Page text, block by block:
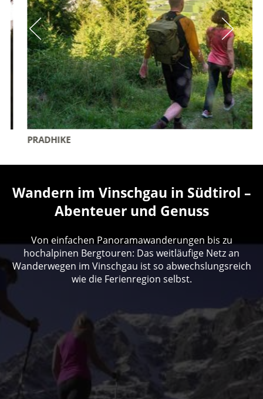
PRADHIKE
Wandern im Vinschgau in Südtirol –
Abenteuer und Genuss
Von einfachen Panoramawanderungen bis zu
hochalpinen Bergtouren: Das weitläufige Netz an
Wanderwegen im Vinschgau ist so abwechslungsreich
wie die Ferienregion selbst.